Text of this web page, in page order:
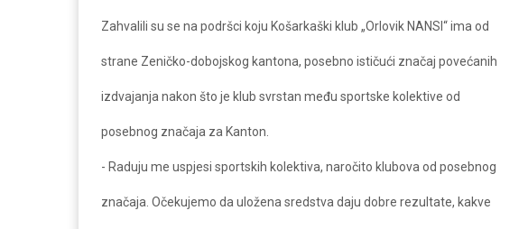
Zahvalili su se na podršci koju Košarkaški klub „Orlovik NANSI“ ima od
strane Zeničko-dobojskog kantona, posebno ističući značaj povećanih
izdvajanja nakon što je klub svrstan među sportske kolektive od
posebnog značaja za Kanton.
- Raduju me uspjesi sportskih kolektiva, naročito klubova od posebnog
značaja. Očekujemo da uložena sredstva daju dobre rezultate, kakve